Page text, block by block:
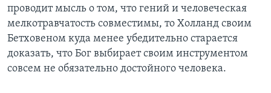
проводит мысль о том, что гений и человеческая
мелкотравчатость совместимы, то Холланд своим
Бетховеном куда менее убедительно старается
доказать, что Бог выбирает своим инструментом
совсем не обязательно достойного человека.